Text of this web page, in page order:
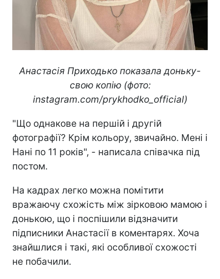
Анастасія Приходько показала доньку-
свою копію (фото:
instagram.com/prykhodko_official)
"Що однакове на першій і другій
фотографії? Крім кольору, звичайно. Мені і
Нані по 11 років", - написала співачка під
постом.
На кадрах легко можна помітити
вражаючу схожість між зірковою мамою і
донькою, що і поспішили відзначити
підписники Анастасії в коментарях. Хоча
знайшлися і такі, які особливої схожості
не побачили.